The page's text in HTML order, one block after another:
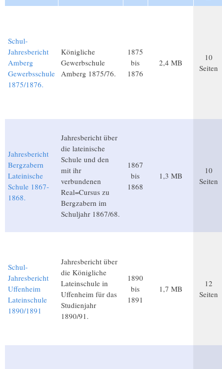
Schul-
Jahresbericht
Amberg
Gewerbsschule
1875/1876.
Königliche
Gewerbschule
Amberg 1875/76.
1875
bis
1876
2,4 MB
10
Seiten
Jahresbericht
Bergzabern
Lateinische
Schule 1867-
1868.
Jahresbericht über
die lateinische
Schule und den
mit ihr
verbundenen
Real=Cursus zu
Bergzabern im
Schuljahr 1867/68.
1867
bis
1868
1,3 MB
10
Seiten
Schul-
Jahresbericht
Uffenheim
Lateinschule
1890/1891
Jahresbericht über
die Königliche
Lateinschule in
Uffenheim für das
Studienjahr
1890/91.
1890
bis
1891
1,7 MB
12
Seiten